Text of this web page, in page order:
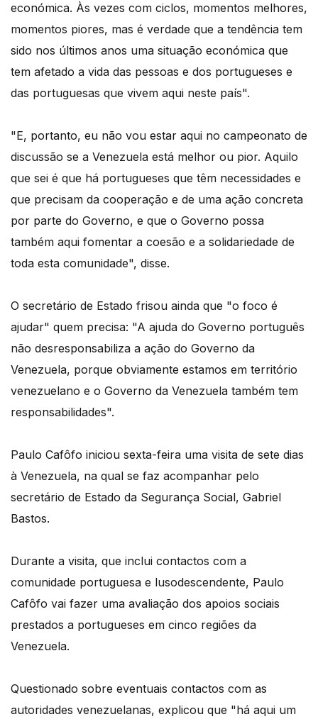
económica. Às vezes com ciclos, momentos melhores,
momentos piores, mas é verdade que a tendência tem
sido nos últimos anos uma situação económica que
tem afetado a vida das pessoas e dos portugueses e
das portuguesas que vivem aqui neste país".
"E, portanto, eu não vou estar aqui no campeonato de
discussão se a Venezuela está melhor ou pior. Aquilo
que sei é que há portugueses que têm necessidades e
que precisam da cooperação e de uma ação concreta
por parte do Governo, e que o Governo possa
também aqui fomentar a coesão e a solidariedade de
toda esta comunidade", disse.
O secretário de Estado frisou ainda que "o foco é
ajudar" quem precisa: "A ajuda do Governo português
não desresponsabiliza a ação do Governo da
Venezuela, porque obviamente estamos em território
venezuelano e o Governo da Venezuela também tem
responsabilidades".
Paulo Cafôfo iniciou sexta-feira uma visita de sete dias
à Venezuela, na qual se faz acompanhar pelo
secretário de Estado da Segurança Social, Gabriel
Bastos.
Durante a visita, que inclui contactos com a
comunidade portuguesa e lusodescendente, Paulo
Cafôfo vai fazer uma avaliação dos apoios sociais
prestados a portugueses em cinco regiões da
Venezuela.
Questionado sobre eventuais contactos com as
autoridades venezuelanas, explicou que "há aqui um